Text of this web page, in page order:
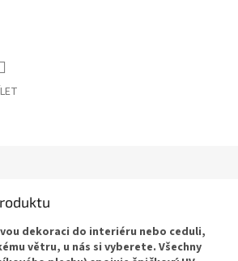
dekoraci do interiéru nebo ceduli,
větru, u nás si vyberete. Všechny